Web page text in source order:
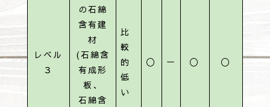
レベル
３
の石綿
含有建
材
(石綿含
有成形
板、
石綿含
比
較
的
低
い
〇 ー 〇 〇